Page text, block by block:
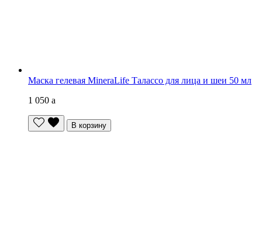
Маска гелевая MineraLife Талассо для лица и шеи 50 мл
1 050 a
В корзину